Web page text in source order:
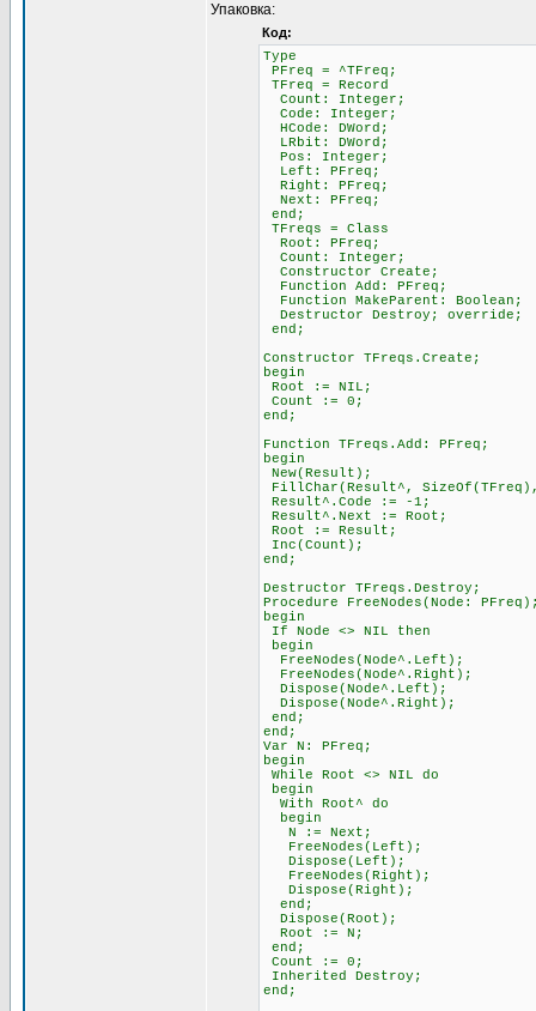
Упаковка:
Код:
Type
PFreq = ^TFreq;
TFreq = Record
Count: Integer;
Code: Integer;
HCode: DWord;
LRbit: DWord;
Pos: Integer;
Left: PFreq;
Right: PFreq;
Next: PFreq;
end;
TFreqs = Class
Root: PFreq;
Count: Integer;
Constructor Create;
Function Add: PFreq;
Function MakeParent: Boolean;
Destructor Destroy; override;
end;
Constructor TFreqs.Create;
begin
Root := NIL;
Count := 0;
end;
Function TFreqs.Add: PFreq;
begin
New(Result);
FillChar(Result^,
Result^.Code := -1;
Result^.Next := Root;
Root := Result;
Inc(Count);
end;
Destructor TFreqs.Destroy;
Procedure FreeNodes(Node:
begin
If Node <> NIL then
begin
FreeNodes(Node^.Left);
FreeNodes(Node^.Right);
Dispose(Node^.Left);
Dispose(Node^.Right);
end;
end;
Var N: PFreq;
begin
While Root <> NIL do
begin
With Root^ do
begin
N := Next;
FreeNodes(Left);
Dispose(Left);
FreeNodes(Right);
Dispose(Right);
end;
Dispose(Root);
Root := N;
end;
Count := 0;
Inherited Destroy;
end;